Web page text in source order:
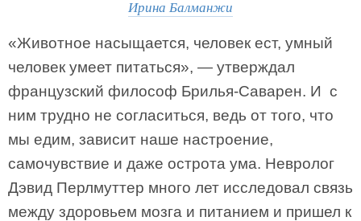
Ирина Балманжи
«Животное насыщается, человек ест, умный
человек умеет питаться», — утверждал
французский философ Брилья-Саварен. И с
ним трудно не согласиться, ведь от того, что
мы едим, зависит наше настроение,
самочувствие и даже острота ума. Невролог
Дэвид Перлмуттер много лет исследовал связь
между здоровьем мозга и питанием и пришел к